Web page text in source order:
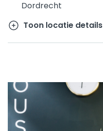
Dordrecht
Toon locatie details